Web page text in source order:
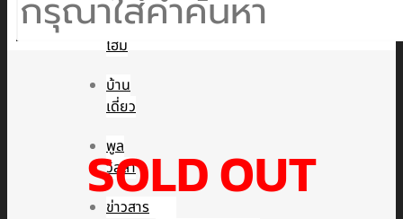
ทาวน์
โฮม
บ้าน
เดี่ยว
พูล
วิลล่า
ข่าวสาร
SOLD OUT